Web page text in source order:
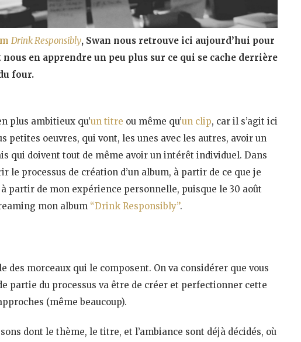
Drink Responsibly, Swan nous retrouve ici aujourd’hui pour
en apprendre un peu plus sur ce qui se cache derrière
four.
plus ambitieux qu’un titre ou même qu’un clip, car il s’agit ici
petites oeuvres, qui vont, les unes avec les autres, avoir un
qui doivent tout de même avoir un intérêt individuel. Dans
le processus de création d’un album, à partir de ce que je
partir de mon expérience personnelle, puisque le 30 août
mon album “Drink Responsibly”.
des morceaux qui le composent. On va considérer que vous
partie du processus va être de créer et perfectionner cette
(même beaucoup).
dont le thème, le titre, et l’ambiance sont déjà décidés, où